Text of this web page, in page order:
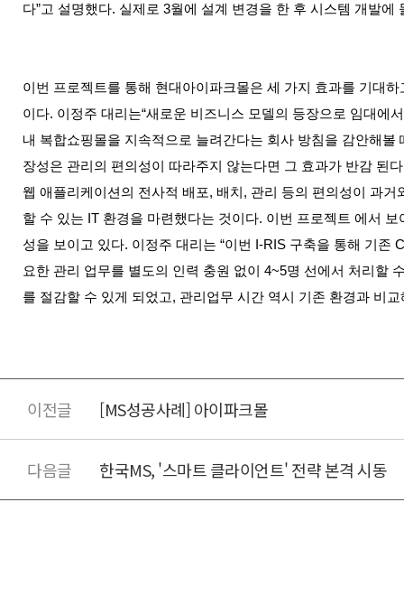
다”고 설명했다. 실제로 3월에 설계 변경을 한 후 시스템 개발
이번 프로젝트를 통해 현대아이파크몰은 세 가지 효과를 기대
이다. 이정주 대리는“새로운 비즈니스 모델의 등장으로 임대에
내 복합쇼핑몰을 지속적으로 늘려간다는 회사 방침을 감안해
장성은 관리의 편의성이 따라주지 않는다면 그 효과가 반감 된
웹 애플리케이션의 전사적 배포, 배치, 관리 등의 편의성이 과
할 수 있는 IT 환경을 마련했다는 것이다. 이번 프로젝트 에서
성을 보이고 있다. 이정주 대리는 “이번 I-RIS 구축을 통해 기존
요한 관리 업무를 별도의 인력 충원 없이 4~5명 선에서 처리할
를 절감할 수 있게 되었고, 관리업무 시간 역시 기존 환경과 비
[MS성공사례] 아이파크몰
한국MS, '스마트 클라이언트' 전략 본격 시동